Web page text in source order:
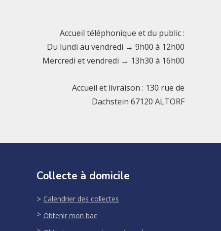
Accueil téléphonique et du public :
Du lundi au vendredi → 9h00 à 12h00
Mercredi et vendredi → 13h30 à 16h00
Accueil et livraison : 130 rue de
Dachstein 67120 ALTORF
Collecte à domicile
Calendrier des collectes
Obtenir mon bac